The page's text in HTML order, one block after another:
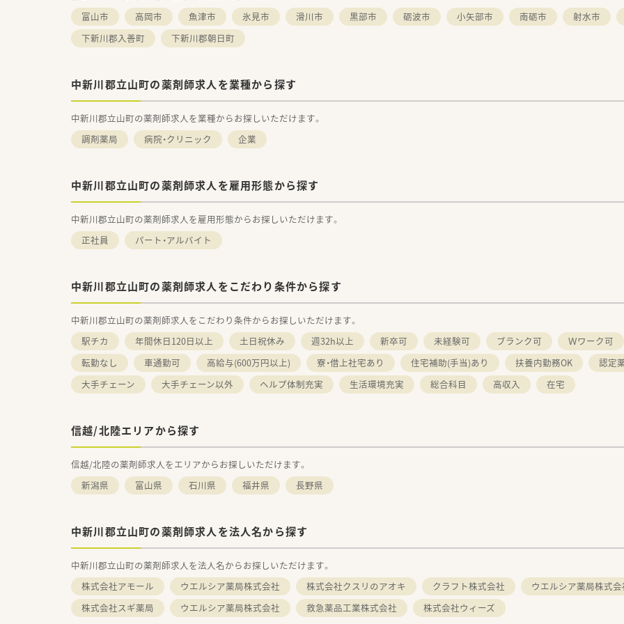
富山市
高岡市 魚津市 氷見市 滑川市 黒部市 砺波市 小矢部市 南砺市 射水市
下新川郡入善町
下新川郡朝日町
中新川郡立山町の薬剤師求人を業種から探す
中新川郡立山町の薬剤師求人を業種からお探しいただけます。
調剤薬局
病院・クリニック 企業
中新川郡立山町の薬剤師求人を雇用形態から探す
中新川郡立山町の薬剤師求人を雇用形態からお探しいただけます。
正社員
パート・アルバイト
中新川郡立山町の薬剤師求人をこだわり条件から探す
中新川郡立山町の薬剤師求人をこだわり条件からお探しいただけます。
駅チカ
年間休日120日以上 土日祝休み 週32h以上 新卒可 未経験可 ブランク可 Ｗワーク可
転勤なし
車通勤可 高給与(600万円以上) 寮・借上社宅あり 住宅補助(手当)あり 扶養内勤務OK 認定
大手チェーン
大手チェーン以外 ヘルプ体制充実 生活環境充実 総合科目 高収入 在宅
信越/北陸エリアから探す
信越/北陸の薬剤師求人をエリアからお探しいただけます。
新潟県
富山県 石川県 福井県 長野県
中新川郡立山町の薬剤師求人を法人名から探す
中新川郡立山町の薬剤師求人を法人名からお探しいただけます。
株式会社アモール
ウエルシア薬局株式会社 株式会社クスリのアオキ クラフト株式会社 ウエルシア薬局株式会
株式会社スギ薬局
ウエルシア薬局株式会社 救急薬品工業株式会社 株式会社ウィーズ